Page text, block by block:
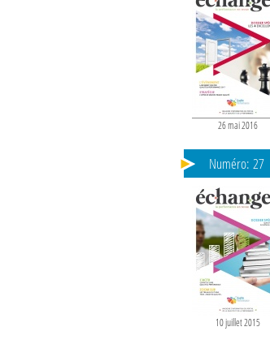
26 mai 2016
Numéro: 27
10 juillet 2015